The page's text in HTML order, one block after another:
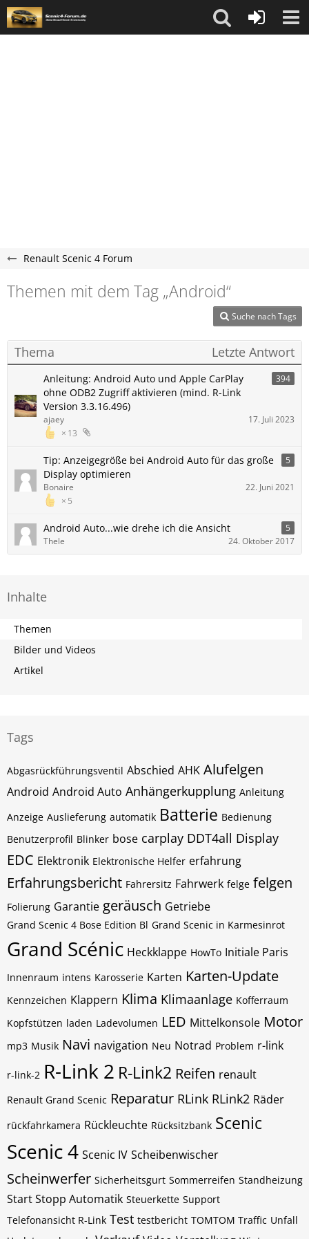
Renault Scenic 4 Forum
Themen mit dem Tag „Android“
Suche nach Tags
Thema Letzte Antwort
Anleitung: Android Auto und Apple CarPlay
ohne ODB2 Zugriff aktivieren (mind. R-Link
Version 3.3.16.496)
394
13
ajaey 17. Juli 2023
Tip: Anzeigegröße bei Android Auto für das große
Display optimieren
5
5
Bonaire 22. Juni 2021
Android Auto...wie drehe ich die Ansicht
5
Thele
24. Oktober 2017
Inhalte
Themen
Bilder und Videos
Artikel
Tags
Abgasrückführungsventil Abschied AHK Alufelgen
Android Android Auto Anhängerkupplung Anleitung
Anzeige Auslieferung automatik Batterie Bedienung
Benutzerprofil Blinker bose carplay DDT4all Display
EDC Elektronik Elektronische Helfer erfahrung
Erfahrungsbericht Fahrersitz Fahrwerk felge felgen
Folierung Garantie geräusch Getriebe
Grand Scenic 4 Bose Edition Bl Grand Scenic in Karmesinrot
Grand Scénic Heckklappe HowTo Initiale Paris
Innenraum intens Karosserie Karten Karten-Update
Kennzeichen Klappern Klima Klimaanlage Kofferraum
Kopfstützen laden Ladevolumen LED Mittelkonsole Motor
mp3 Musik Navi navigation Neu Notrad Problem r-link
r-link-2 R-Link 2 R-Link2 Reifen renault
Renault Grand Scenic Reparatur RLink RLink2 Räder
rückfahrkamera Rückleuchte Rücksitzbank Scenic
Scenic 4 Scenic IV Scheibenwischer
Scheinwerfer Sicherheitsgurt Sommerreifen Standheizung
Start Stopp Automatik Steuerkette Support
Telefonansicht R-Link Test testbericht TOMTOM Traffic Unfall